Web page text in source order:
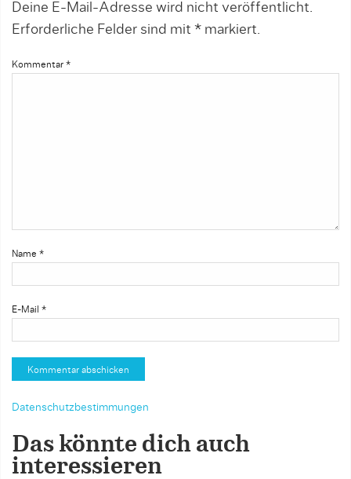
Deine E-Mail-Adresse wird nicht veröffentlicht.
Erforderliche Felder sind mit * markiert.
Kommentar *
Name *
E-Mail *
Datenschutzbestimmungen
Das könnte dich auch
interessieren